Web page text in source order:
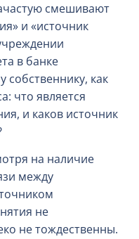
смешивают
и «источник
в банке
как
что является
и каков источник
на наличие
между
не
не тождественны.